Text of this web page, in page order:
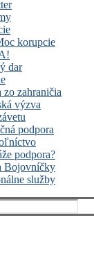
korupcie
dar
zo zahraničia
výzva
podpora
podpora?
Bojovníčky
služby